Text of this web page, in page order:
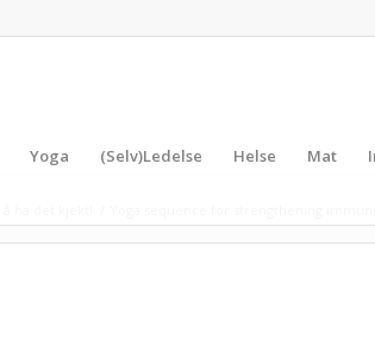
Yoga (Selv)Ledelse Helse Mat